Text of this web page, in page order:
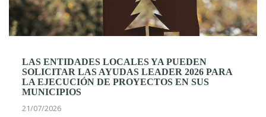
LAS ENTIDADES LOCALES YA PUEDEN
SOLICITAR LAS AYUDAS LEADER 2026 PARA
LA EJECUCIÓN DE PROYECTOS EN SUS
MUNICIPIOS
21/07/2026